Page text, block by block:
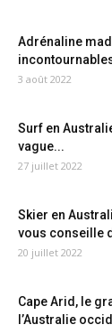
Adrénaline
3 août 2022
Surf en
vague...
27 juillet 2022
Skier en
vous conseille
20 juillet 2022
Cape Arid, le
l’Australie